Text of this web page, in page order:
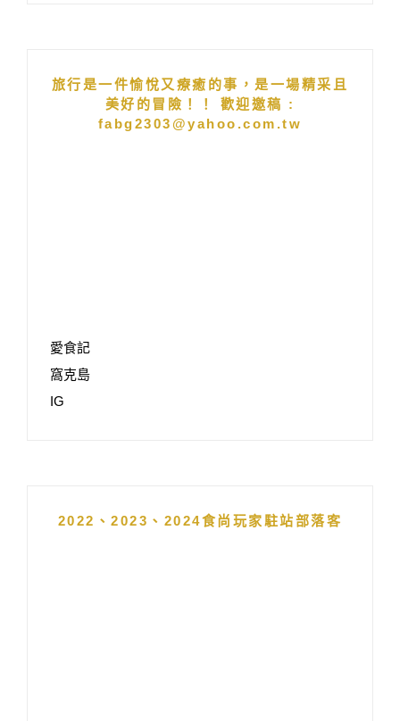
旅行是一件愉悅又療癒的事，是一場精采且
美好的冒險！！ 歡迎邀稿 :
fabg2303@yahoo.com.tw
愛食記
窩克島
IG
2022、2023、2024食尚玩家駐站部落客